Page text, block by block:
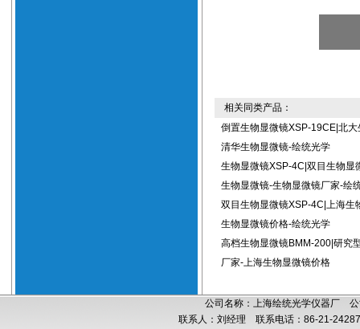
相关同类产品：
倒置生物显微镜XSP-19CE|北大
清华生物显微镜-绘统光学
生物显微镜XSP-4C|双目生物显
生物显微镜-生物显微镜厂家-绘
双目生物显微镜XSP-4C|上海生
生物显微镜价格-绘统光学
高档生物显微镜BMM-200|研究
厂家-上海生物显微镜价格
公司名称：上海绘统光学仪器厂
联系人：刘经理 联系电话：86-21-